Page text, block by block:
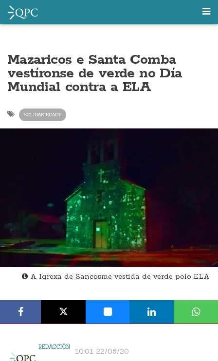
Mazaricos e Santa Comba
vestíronse de verde no Día
Mundial contra a ELA
SOLIDARIEDADE
A Igrexa de Sancosme vestida de verde polo ELA
REDACCIÓN 10:01 22/06/20